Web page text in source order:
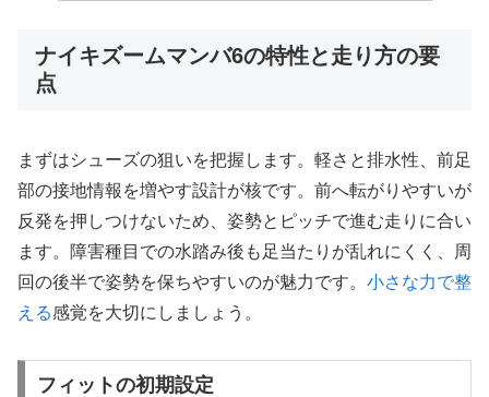
ナイキズームマンバ6の特性と走り方の要
点
まずはシューズの狙いを把握します。軽さと排水性、前足
部の接地情報を増やす設計が核です。前へ転がりやすいが
反発を押しつけないため、姿勢とピッチで進む走りに合い
ます。障害種目での水踏み後も足当たりが乱れにくく、周
回の後半で姿勢を保ちやすいのが魅力です。 小さな力で整
える感覚を大切にしましょう。
フィットの初期設定